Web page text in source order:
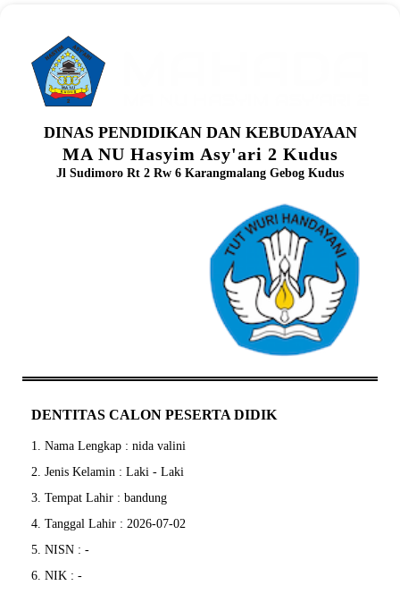
DINAS PENDIDIKAN DAN KEBUDAYAAN
MA NU Hasyim Asy'ari 2 Kudus
Jl Sudimoro Rt 2 Rw 6 Karangmalang Gebog Kudus
DENTITAS CALON PESERTA DIDIK
1. Nama Lengkap : nida valini
2. Jenis Kelamin : Laki - Laki
3. Tempat Lahir : bandung
4. Tanggal Lahir : 2026-07-02
5. NISN : -
6. NIK : -